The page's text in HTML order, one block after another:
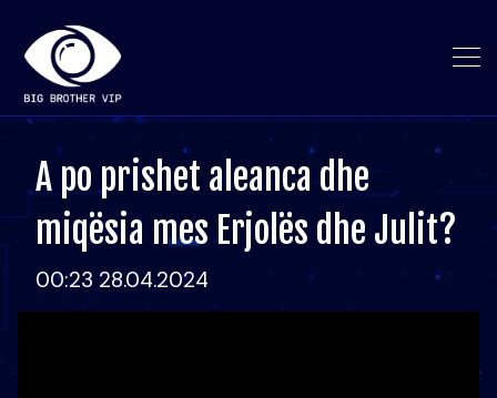
A po prishet aleanca dhe
miqësia mes Erjolës dhe Julit?
00:23 28.04.2024